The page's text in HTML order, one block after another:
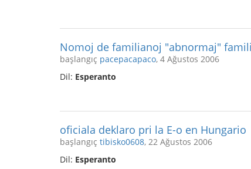
Nomoj de familianoj "abnormaj"
başlangıç pacepacapaco, 4 Ağustos 2006
Dil: Esperanto
oficiala deklaro pri la E-o en Hungario
başlangıç tibisko0608, 22 Ağustos 2006
Dil: Esperanto